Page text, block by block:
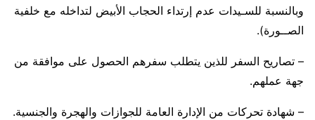
وبالنسبة للسـيدات عدم إرتداء الحجاب الأبيض لتداخله مع خلفية
الصــورة).
– تصاريح السفر للذين يتطلب سفرهم الحصول على موافقة من
جهة عملهم.
– شهادة تحركات من الإدارة العامة للجوازات والهجرة والجنسية.